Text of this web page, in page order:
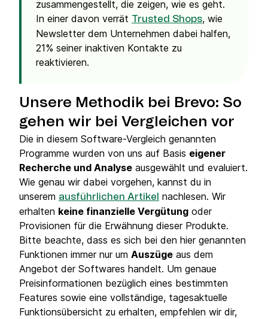
zusammengestellt, die zeigen, wie es geht.
In einer davon verrät Trusted Shops, wie
Newsletter dem Unternehmen dabei halfen,
21% seiner inaktiven Kontakte zu
reaktivieren.
Unsere Methodik bei Brevo: So
gehen wir bei Vergleichen vor
Die in diesem Software-Vergleich genannten
Programme wurden von uns auf Basis eigener
Recherche und Analyse ausgewählt und evaluiert.
Wie genau wir dabei vorgehen, kannst du in
unserem ausführlichen Artikel
nachlesen. Wir
erhalten keine finanzielle Vergütung oder
Provisionen für die Erwähnung dieser Produkte.
Bitte beachte, dass es sich bei den hier genannten
Funktionen immer nur um Auszüge aus dem
Angebot der Softwares handelt. Um genaue
Preisinformationen bezüglich eines bestimmten
Features sowie eine vollständige, tagesaktuelle
Funktionsübersicht zu erhalten, empfehlen wir dir,